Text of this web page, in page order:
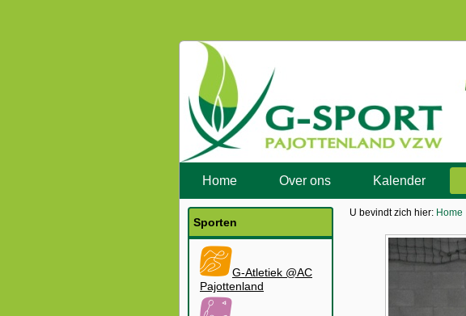
Home Over ons Kalender
Sporten
G-Atletiek @AC
Pajottenland
U bevindt zich hier: Home